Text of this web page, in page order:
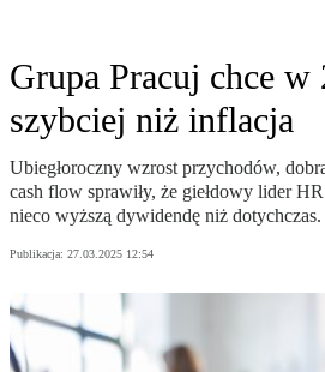
Grupa Pracuj chce w
szybciej niż inflacja
Ubiegłoroczny wzrost przychodów,
cash flow sprawiły, że giełdowy lider
nieco wyższą dywidendę niż dotychczas.
Publikacja: 27.03.2025 12:54